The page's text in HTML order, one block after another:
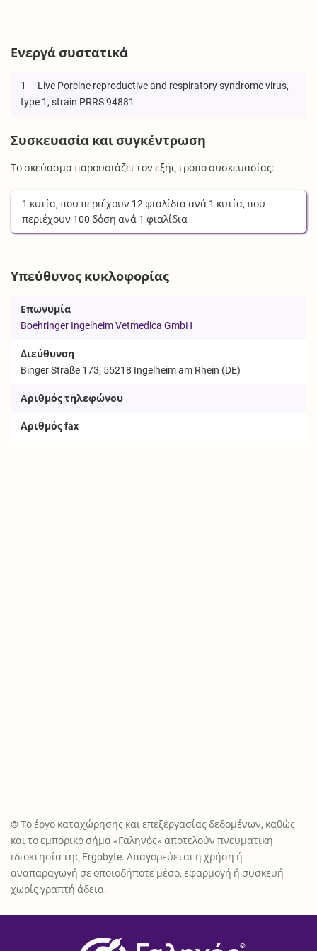
Ενεργά συστατικά
1
Live Porcine reproductive and respiratory syndrome virus,
type 1, strain PRRS 94881
Συσκευασία και συγκέντρωση
Το σκεύασμα παρουσιάζει τον εξής τρόπο συσκευασίας:
1 κυτία, που περιέχουν 12 φιαλίδια ανά 1 κυτία, που
περιέχουν 100 δόση ανά 1 φιαλίδια
Υπεύθυνος κυκλοφορίας
Επωνυμία
Boehringer Ingelheim Vetmedica GmbH
Διεύθυνση
Binger Straße 173, 55218 Ingelheim am Rhein (DE)
Αριθμός τηλεφώνου
Αριθμός fax
© Το έργο καταχώρησης και επεξεργασίας δεδομένων, καθώς
και το εμπορικό σήμα «Γαληνός» αποτελούν πνευματική
ιδιοκτησία της Ergobyte. Απαγορεύεται η χρήση ή
αναπαραγωγή σε οποιοδήποτε μέσο, εφαρμογή ή συσκευή
χωρίς γραπτή άδεια.
®